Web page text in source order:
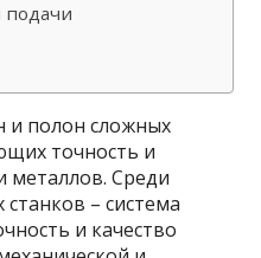
подачи
и полон сложных
точность и
металлов. Среди
– система
и качество